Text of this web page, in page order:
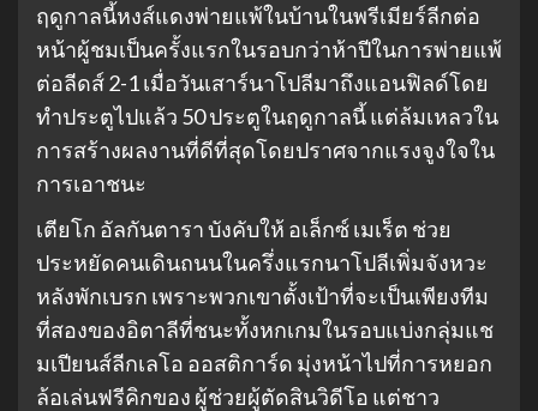
ฤดูกาลนี้หงส์แดงพ่ายแพ้ในบ้านในพรีเมียร์ลีกต่อ
หน้าผู้ชมเป็นครั้งแรกในรอบกว่าห้าปีในการพ่ายแพ้
ต่อลีดส์ 2-1 เมื่อวันเสาร์นาโปลีมาถึงแอนฟิลด์โดย
ทำประตูไปแล้ว 50 ประตูในฤดูกาลนี้ แต่ล้มเหลวใน
การสร้างผลงานที่ดีที่สุดโดยปราศจากแรงจูงใจใน
การเอาชนะ
เตียโก อัลกันตารา บังคับให้ อเล็กซ์ เมเร็ต ช่วย
ประหยัดคนเดินถนนในครึ่งแรกนาโปลีเพิ่มจังหวะ
หลังพักเบรก เพราะพวกเขาตั้งเป้าที่จะเป็นเพียงทีม
ที่สองของอิตาลีที่ชนะทั้งหกเกมในรอบแบ่งกลุ่มแช
มเปียนส์ลีกเลโอ ออสติการ์ด มุ่งหน้าไปที่การหยอก
ล้อเล่นฟรีคิกของ ผู้ช่วยผู้ตัดสินวิดีโอ แต่ชาว